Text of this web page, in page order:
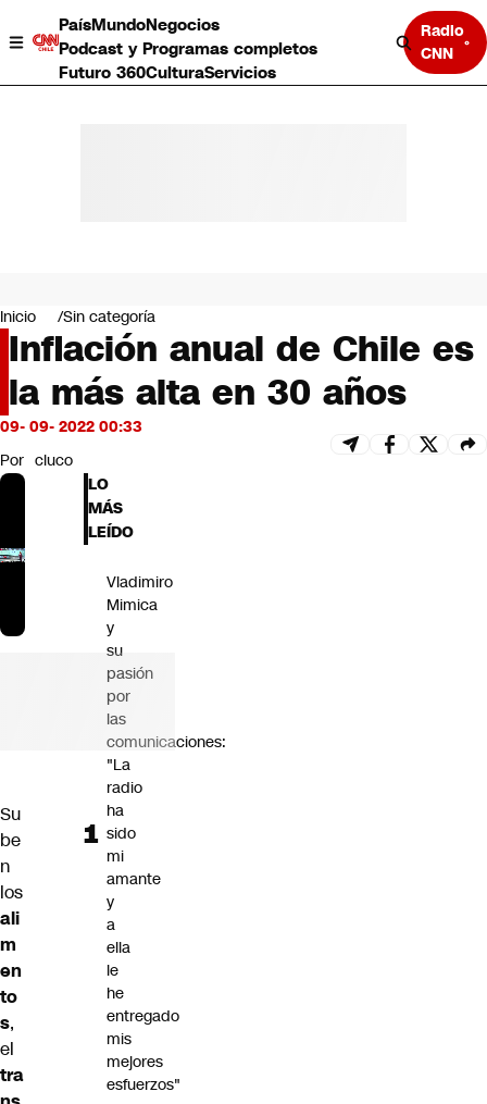
PaísMundoNegocios
Podcast y Programas completos
Futuro 360CulturaServicios
Radio
CNN
Negocios
Deportes
Programas completos
Cultura
Servicios
Bits
CNN Data
CNN tiempo
Futuro 360
Inicio Sin categoría
Inflación anual de Chile es
la más alta en 30 años
09- 09- 2022 00:33
Por cluco
Su
be
n
los
ali
m
en
to
s,
el
tra
LO
MÁS
LEÍDO
Vladimiro
Mimica
y
su
pasión
por
las
comunicaciones:
"La
radio
ha
sido
mi
amante
y
a
ella
le
he
entregado
mis
mejores
esfuerzos"